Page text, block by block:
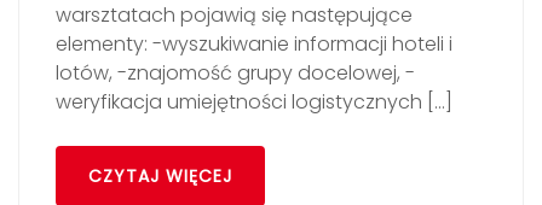
warsztatach pojawią się następujące
elementy: -wyszukiwanie informacji hoteli i
lotów, -znajomość grupy docelowej, -
weryfikacja umiejętności logistycznych […]
CZYTAJ WIĘCEJ